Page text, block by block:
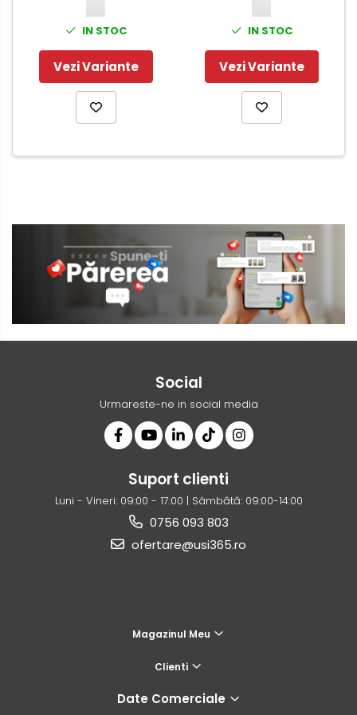
IN STOC
Vezi Variante
IN STOC
Vezi Variante
Social
Urmareste-ne in social media
Suport clienti
Luni - Vineri: 09:00 - 17:00 | Sâmbătă: 09:00-14:00
0756 093 803
ofertare@usi365.ro
Magazinul Meu
Clienti
Date Comerciale